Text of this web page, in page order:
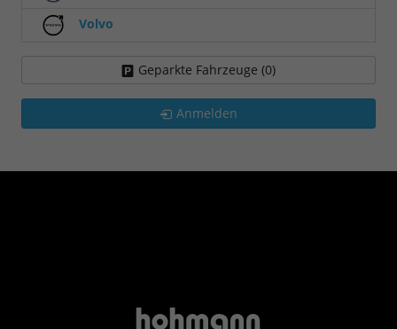
Volvo
Geparkte Fahrzeuge (0)
Anmelden